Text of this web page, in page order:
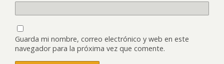
Guarda mi nombre, correo electrónico y web en este
navegador para la próxima vez que comente.